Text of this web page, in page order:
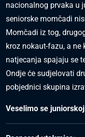
nacionalnog prvaka u
seniorske momčadi
Momčadi iz tog,
kroz nokaut-fazu, a ne
natjecanja spajaju se
Ondje će sudjelovati
pobjednici skupina
Veselimo se